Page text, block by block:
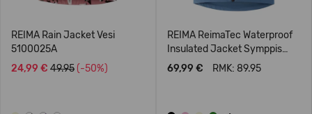
REIMA Rain Jacket Vesi
5100025A
24,99 € 49.95 (-50%)
REIMA ReimaTec Waterproof
Insulated Jacket Symppis
5100045B
69,99 € RMK: 89.95